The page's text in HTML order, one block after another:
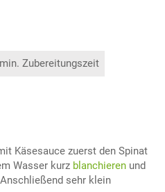
Zubereitungszeit
Käsesauce zuerst den Spinat
Wasser kurz blanchieren und
sehr klein